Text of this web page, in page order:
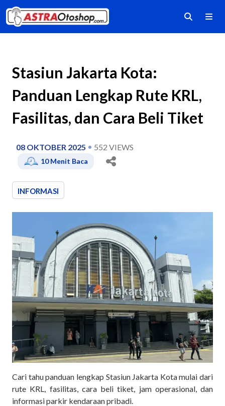
Stasiun Jakarta Kota:
Panduan Lengkap Rute KRL,
Fasilitas, dan Cara Beli Tiket
08 OKTOBER 2025 552 VIEWS
10Menit Baca
INFORMASI
Cari tahu panduan lengkap Stasiun Jakarta Kota mulai dari
rute KRL, fasilitas, cara beli tiket, jam operasional, dan
informasi parkir kendaraan pribadi.